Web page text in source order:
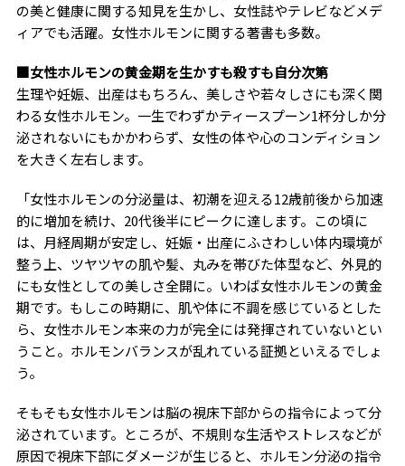
の美と健康に関する知見を生かし、女性誌やテレビなどメデ
ィアでも活躍。女性ホルモンに関する著書も多数。
■女性ホルモンの黄金期を生かすも殺すも自分次第
生理や妊娠、出産はもちろん、美しさや若々しさにも深く関
わる女性ホルモン。一生でわずかティースプーン1杯分しか分
泌されないにもかかわらず、女性の体や心のコンディション
を大きく左右します。
「女性ホルモンの分泌量は、初潮を迎える12歳前後から加速
的に増加を続け、20代後半にピークに達します。この頃に
は、月経周期が安定し、妊娠・出産にふさわしい体内環境が
整う上、ツヤツヤの肌や髪、丸みを帯びた体型など、外見的
にも女性としての美しさ全開に。いわば女性ホルモンの黄金
期です。もしこの時期に、肌や体に不調を感じているとした
ら、女性ホルモン本来の力が完全には発揮されていないとい
うこと。ホルモンバランスが乱れている証拠といえるでしょ
う。
そもそも女性ホルモンは脳の視床下部からの指令によって分
泌されています。ところが、不規則な生活やストレスなどが
原因で視床下部にダメージが生じると、ホルモン分泌の指令